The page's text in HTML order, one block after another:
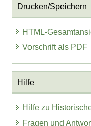
Drucken/Speichern
HTML-
Vorschrift als PDF
Hilfe
Hilfe zu
Fragen und